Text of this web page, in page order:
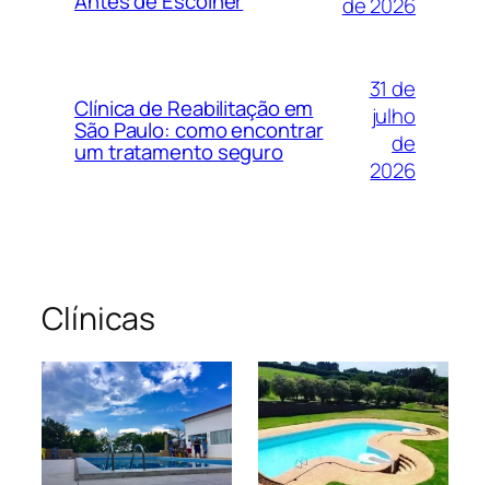
de 2026
Clínica de Reabilitação em
São Paulo: como encontrar
um tratamento seguro
31 de
julho
de
2026
Clínicas